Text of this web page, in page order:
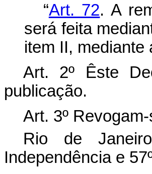
“Art. 72. A
será feita
item II, mediante
Art. 2º Êste
publicação.
Art. 3º
Rio de
Independência e